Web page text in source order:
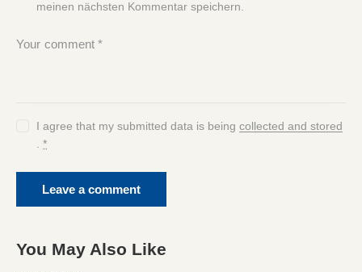
meinen nächsten Kommentar speichern.
I agree that my submitted data is beingcollected and stored
.*
You May Also Like